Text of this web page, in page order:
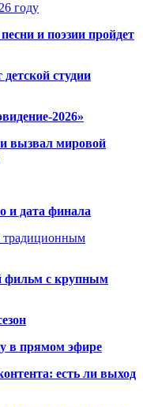
году
и поэзии пройдет
студии
2026»
вызвал мировой
и дата финала
традиционным
фильм с крупным
у в прямом эфире
есть ли выход